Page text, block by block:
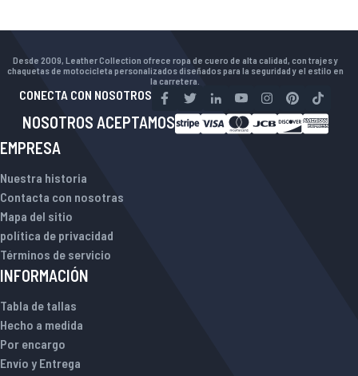
Desde 2009, Leather Collection ofrece ropa de cuero de alta calidad, con trajes y
chaquetas de motocicleta personalizados diseñados para la seguridad y el estilo en
la carretera.
CONECTA CON NOSOTROS
NOSOTROS ACEPTAMOS
EMPRESA
Nuestra historia
Contacta con nosotras
Mapa del sitio
política de privacidad
Términos de servicio
INFORMACIÓN
Tabla de tallas
Hecho a medida
Por encargo
Envío y Entrega